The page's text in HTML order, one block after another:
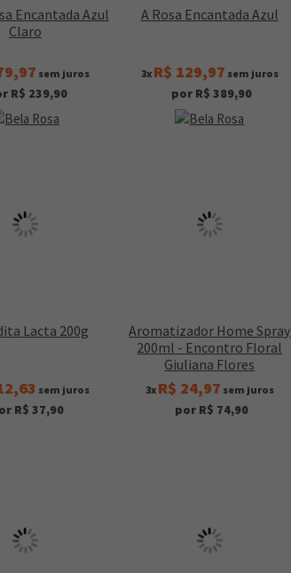
Encantada Azul
Claro
sem juros
R$ 239,90
A Rosa Encantada Azul
3x R$ 129,97 sem juros
por R$ 389,90
Lacta 200g
sem juros
R$ 37,90
Aromatizador Home Spray
200ml - Encontro Floral
Giuliana Flores
3x R$ 24,97 sem juros
por R$ 74,90